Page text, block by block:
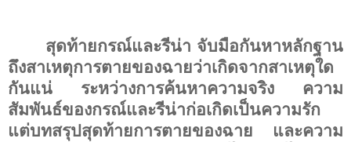
สุดท้ายกรณ์และรีน่า จับมือกันหาหลักฐาน
ถึงสาเหตุการตายของฉายว่าเกิดจากสาเหตุใด
กันแน่ ระหว่างการค้นหาความจริง ความ
สัมพันธ์ของกรณ์และรีน่าก่อเกิดเป็นความรัก
แต่บทสรุปสุดท้ายการตายของฉาย และความ